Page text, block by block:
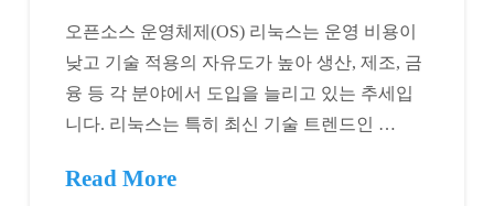
오픈소스 운영체제(OS) 리눅스는 운영 비용이
낮고 기술 적용의 자유도가 높아 생산, 제조, 금
융 등 각 분야에서 도입을 늘리고 있는 추세입
니다. 리눅스는 특히 최신 기술 트렌드인 …
Read More